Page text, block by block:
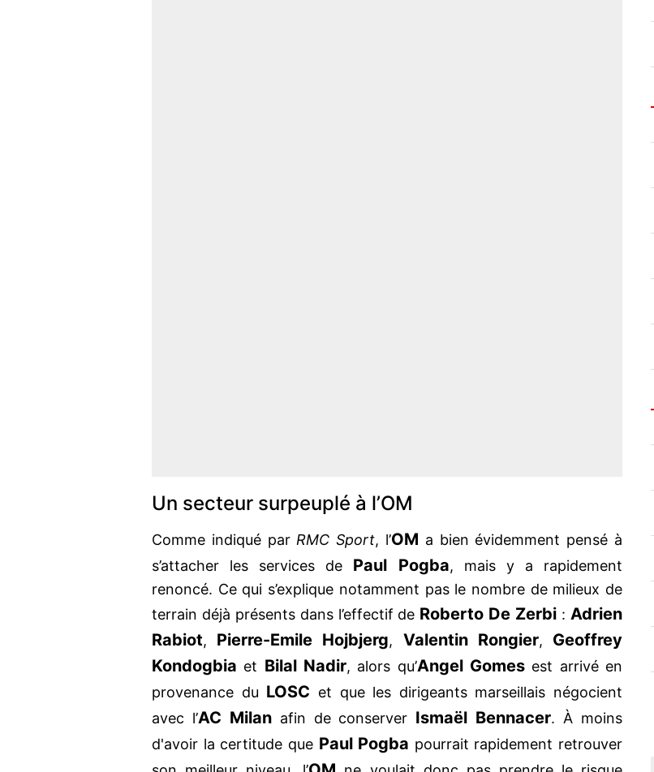
Un secteur surpeuplé à l’OM
Comme indiqué parRMC Sport, l’OM a bien évidemment pensé à
s’attacher les services de Paul Pogba, mais y a rapidement
renoncé. Ce qui s’explique notamment pas le nombre de milieux de
terrain déjà présents dans l’effectif de Roberto De Zerbi :Adrien
Rabiot, Pierre-Emile Hojbjerg, Valentin Rongier, Geoffrey
Kondogbia et Bilal Nadir, alors qu’Angel Gomes est arrivé en
provenance du LOSC et que les dirigeants marseillais négocient
avec l’AC Milanafin de conserver Ismaël Bennacer. À moins
d'avoir la certitude que Paul Pogba pourrait rapidement retrouver